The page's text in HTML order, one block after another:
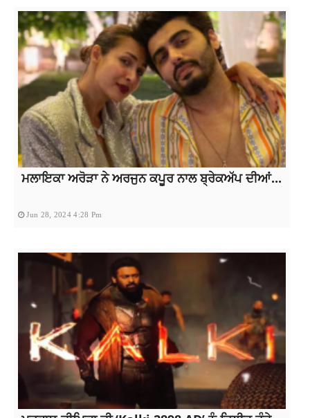
ਮਲਾਇਕਾ ਅਰੋੜਾ ਨੇ ਅਰਜੁਨ ਕਪੂਰ ਨਾਲ ਬ੍ਰੇਕਅੱਪ ਦੀਆਂ...
Jun 28, 2024 4:28 Pm